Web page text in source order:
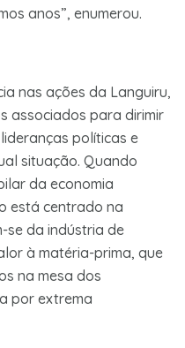
anos”, enumerou.
nas ações da Languiru,
associados para dirimir
políticas e
situação. Quando
da economia
está centrado na
se da indústria de
à matéria-prima, que
na mesa dos
por extrema